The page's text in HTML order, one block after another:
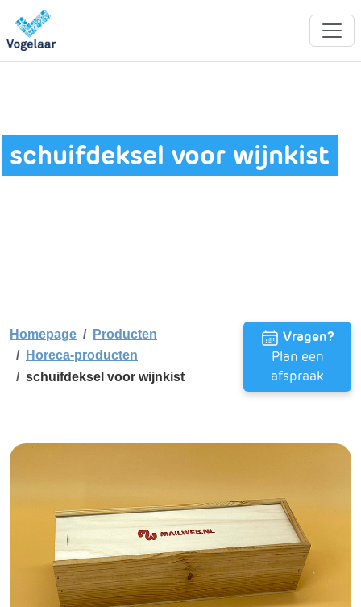
schuifdeksel voor wijnkist
Homepage
Producten
Horeca-producten
schuifdeksel voor wijnkist
Vragen?
Plan een
afspraak